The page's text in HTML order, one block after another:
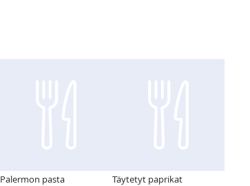
Palermon pasta Täytetyt paprikat